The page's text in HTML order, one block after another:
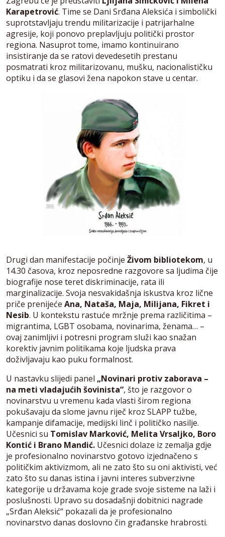
Karapetrović. Time se Dani Srđana Aleksića i simbolički
suprotstavljaju trendu militarizacije i patrijarhalne
agresije, koji ponovo preplavljuju politički prostor
regiona. Nasuprot tome, imamo kontinuirano
insistiranje da se ratovi devedesetih prestanu
posmatrati kroz militarizovanu, mušku, nacionalističku
optiku i da se glasovi žena napokon stave u centar.
Drugi dan manifestacije počinje Živom bibliotekom, u
14.30 časova, kroz neposredne razgovore sa ljudima čije
biografije nose teret diskriminacije, rata ili
marginalizacije. Svoja nesvakidašnja iskustva kroz lične
priče prenijeće Ana, Nataša, Maja, Milijana, Fikret i
Nesib. U kontekstu rastuće mržnje prema različitima –
migrantima, LGBT osobama, novinarima, ženama… –
ovaj zanimljivi i potresni program služi kao snažan
korektiv javnim politikama koje ljudska prava
doživljavaju kao puku formalnost.
U nastavku slijedi panel „Novinari protiv zaborava –
na meti vladajućih šovinista“, što je razgovor o
novinarstvu u vremenu kada vlasti širom regiona
pokušavaju da slome javnu riječ kroz SLAPP tužbe,
kampanje difamacije, medijski linč i političko nasilje.
Učesnici su Tomislav Marković, Melita Vrsaljko, Boro
Kontić i Brano Mandić. Učesnici dolaze iz zemalja gdje
je profesionalno novinarstvo gotovo izjednačeno s
političkim aktivizmom, ali ne zato što su oni aktivisti, već
zato što su danas istina i javni interes subverzivne
kategorije u državama koje grade svoje sisteme na laži i
poslušnosti. Upravo su dosadašnji dobitnici nagrade
„Srđan Aleksić“ pokazali da je profesionalno
novinarstvo danas doslovno čin građanske hrabrosti.